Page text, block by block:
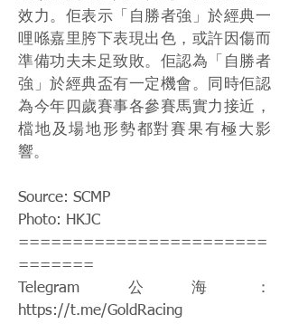
效力。佢表示「自勝者強」於經典一
哩喺嘉里胯下表現出色，或許因傷而
準備功夫未足致敗。佢認為「自勝者
強」於經典盃有一定機會。同時佢認
為今年四歲賽事各參賽馬實力接近，
檔地及場地形勢都對賽果有極大影
響。
Source: SCMP
Photo: HKJC
=======================
=======
Telegram公海：
https://t.me/GoldRacing